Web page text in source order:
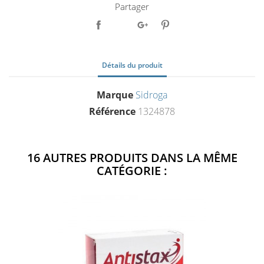
Partager
Détails du produit
Marque Sidroga
Référence 1324878
16 AUTRES PRODUITS DANS LA MÊME
CATÉGORIE :